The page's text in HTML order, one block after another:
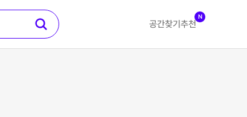
공간찾기 추천
N